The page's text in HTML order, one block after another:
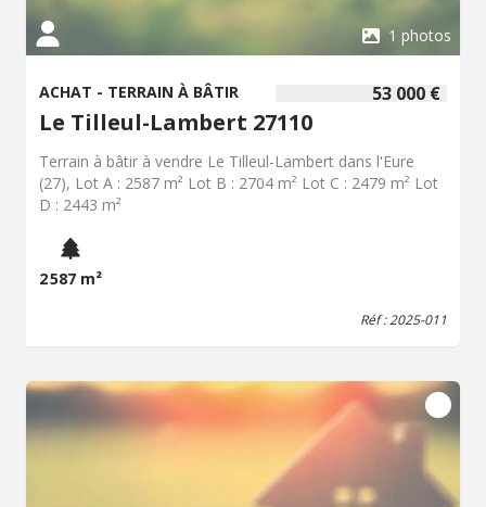
1 photos
53 000 €
ACHAT - TERRAIN À BÂTIR
Le Tilleul-Lambert 27110
Terrain à bâtir à vendre Le Tilleul-Lambert dans l'Eure
(27), Lot A : 2587 m² Lot B : 2704 m² Lot C : 2479 m² Lot
D : 2443 m²
2 587 m²
Réf : 2025-011